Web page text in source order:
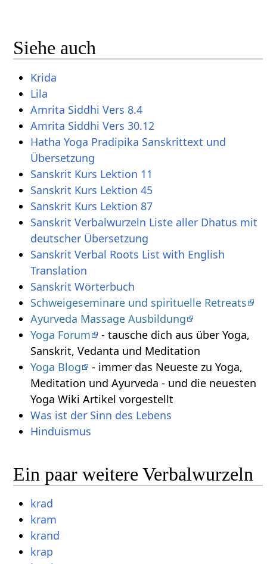
Siehe auch
Krida
Lila
Amrita Siddhi Vers 8.4
Amrita Siddhi Vers 30.12
Hatha Yoga Pradipika Sanskrittext und
Übersetzung
Sanskrit Kurs Lektion 11
Sanskrit Kurs Lektion 45
Sanskrit Kurs Lektion 87
Sanskrit Verbalwurzeln Liste aller Dhatus mit
deutscher Übersetzung
Sanskrit Verbal Roots List with English
Translation
Sanskrit Wörterbuch
Schweigeseminare und spirituelle Retreats
Ayurveda Massage Ausbildung
Yoga Forum
- tausche dich aus über Yoga,
Sanskrit, Vedanta und Meditation
Yoga Blog
- immer das Neueste zu Yoga,
Meditation und Ayurveda - und die neuesten
Yoga Wiki Artikel vorgestellt
Was ist der Sinn des Lebens
Hinduismus
Ein paar weitere Verbalwurzeln
krad
kram
krand
krap